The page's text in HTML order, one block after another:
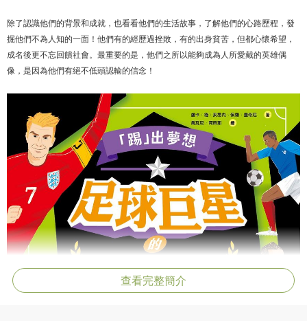
除了認識他們的背景和成就，也看看他們的生活故事，了解他們的心路歷程，發
掘他們不為人知的一面！他們有的經歷過挫敗，有的出身貧苦，但都心懷希望，
成名後更不忘回饋社會。最重要的是，他們之所以能夠成為人所愛戴的英雄偶
像，是因為他們有絕不低頭認輸的信念！
查看完整簡介